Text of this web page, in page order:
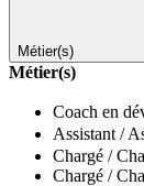
Métier(s)
Métier(s)
Coach en
Assistant /
Chargé /
Chargé /